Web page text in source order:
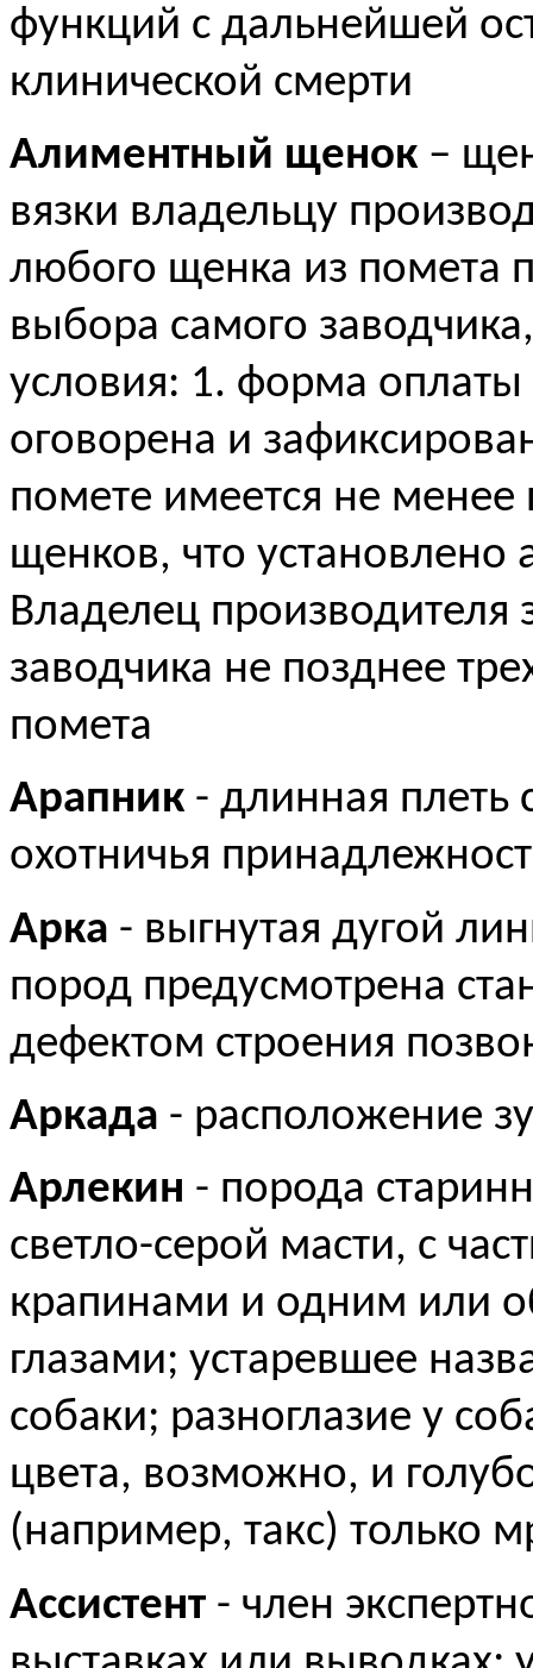
функций с дальнейшей
клинической смерти
Алиментный щенок–
вязки владельцу
любого щенка из помета
выбора самого
условия: 1. форма
оговорена и
помете имеется не менее
щенков, что установлено
Владелец
заводчика не позднее
помета
Арапник - длинная плеть
охотничья
Арка - выгнутая дугой
пород предусмотрена
дефектом строения
Аркада - расположение
Арлекин - порода
светло-серой масти, с
крапинами и одним или
глазами; устаревшее
собаки; разноглазие у
цвета, возможно, и
(например, такс) только
Ассистент - член